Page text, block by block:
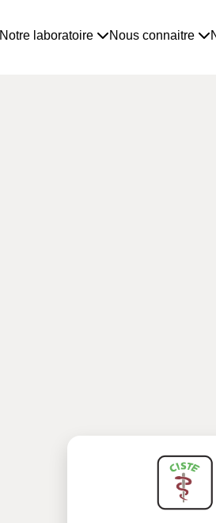
Notre laboratoire Nous connaitre